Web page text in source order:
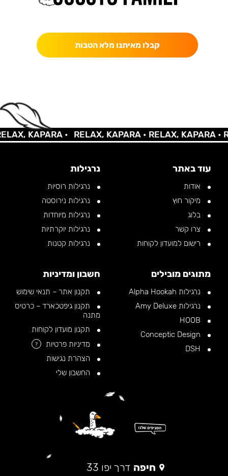
קבלו מאיתנו מלא הטבות
KAPARA • RELAX, KAPARA •RELAX, KAPARA •
עוד באתר
אודות
מיקור חוץ
בלוג
צרו קשר
רישום למועדון לקוחות
נרגילות
נרגילות רוסיות
נרגילות נירוסטה
נרגילות מיוחדות
נרגילות יוקרתיות
נרגילות קטנות
מתוגים מובילים
נרגילות Alpha Hookah
נרגילות Amy Deluxe
חשבון ומדיניות
תקנון אתר – תנאי שימוש
תקנון גיפטכארד – כרטיס
מתנה
תקנון מועדון לקוחות
מדיניות פרטיות
?
הצהרת נגישות
החשבון שלי
חיפה דרך יפו 33